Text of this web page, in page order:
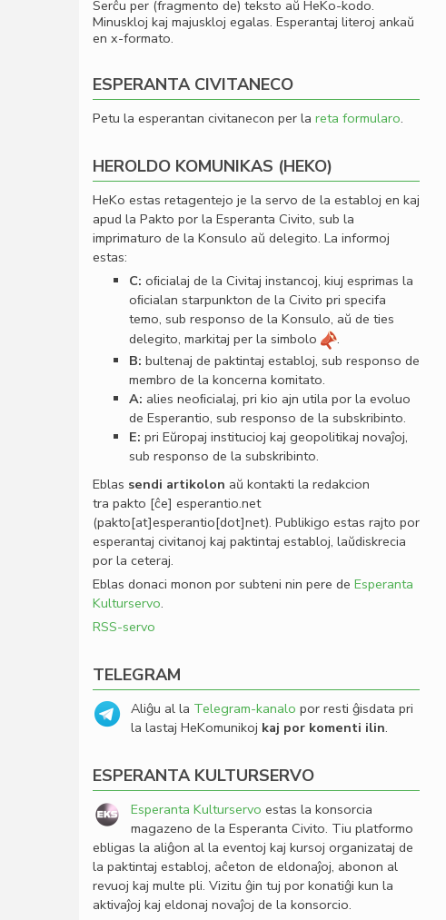
Serĉu per (fragmento de) teksto aŭ HeKo-kodo.
Minuskloj kaj majuskloj egalas. Esperantaj literoj ankaŭ
en x-formato.
ESPERANTA CIVITANECO
Petu la esperantan civitanecon per la reta formularo.
HEROLDO KOMUNIKAS (HEKO)
HeKo estas retagentejo je la servo de la establoj en kaj
apud la Pakto por la Esperanta Civito, sub la
imprimaturo de la Konsulo aŭ delegito. La informoj
estas:
C: oﬁcialaj de la Civitaj instancoj, kiuj esprimas la
oﬁcialan starpunkton de la Civito pri specifa
temo, sub responso de la Konsulo, aŭ de ties
delegito, markitaj per la simbolo
.
B: bultenaj de paktintaj establoj, sub responso de
membro de la koncerna komitato.
A: alies neoﬁcialaj, pri kio ajn utila por la evoluo
de Esperantio, sub responso de la subskribinto.
E: pri Eŭropaj institucioj kaj geopolitikaj novaĵoj,
sub responso de la subskribinto.
Eblas sendi artikolon aŭ kontakti la redakcion
tra pakto [ĉe] esperantio.net
(pakto[at]esperantio[dot]net). Publikigo estas rajto por
esperantaj civitanoj kaj paktintaj establoj, laŭdiskrecia
por la ceteraj.
Eblas donaci monon por subteni nin pere de Esperanta
Kulturservo.
RSS-servo
TELEGRAM
Aliĝu al la Telegram-kanalo por resti ĝisdata pri
la lastaj HeKomunikoj kaj por komenti ilin.
ESPERANTA KULTURSERVO
Esperanta Kulturservo estas la konsorcia
magazeno de la Esperanta Civito. Tiu platformo
ebligas la aliĝon al la eventoj kaj kursoj organizataj de
la paktintaj establoj, aĉeton de eldonaĵoj, abonon al
revuoj kaj multe pli. Vizitu ĝin tuj por konatiĝi kun la
aktivaĵoj kaj eldonaj novaĵoj de la konsorcio.